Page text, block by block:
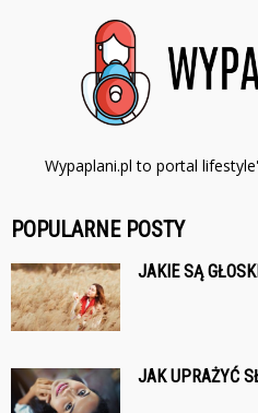
Wypaplani.pl to portal
POPULARNE POSTY
JAKIE SĄ
JAK UPRAŻYĆ